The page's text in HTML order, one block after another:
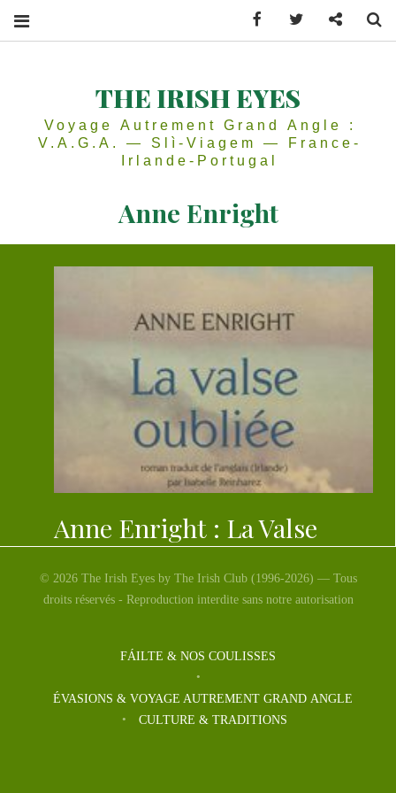
THE IRISH EYES
Voyage Autrement Grand Angle :
V.A.G.A. — Slì-Viagem — France-
Irlande-Portugal
Anne Enright
Anne Enright : La Valse
Titre : LA VALSE OUBLIÉE Éditeur : Editions Actes
© 2026 The Irish Eyes by The Irish Club (1996-2026) — Tous
droits réservés - Reproduction interdite sans notre autorisation
FÁILTE & NOS COULISSES
ÉVASIONS & VOYAGE AUTREMENT GRAND ANGLE
CULTURE & TRADITIONS
Facebook Twitter